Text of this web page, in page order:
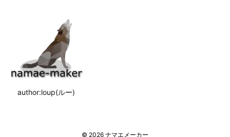
author:loup(ルー)
© 2026 ナマエメーカー